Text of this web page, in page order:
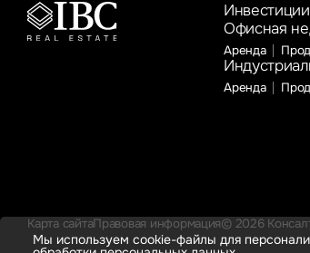
Инвестиции
Офисная
Аренда
Аренда
Карта сайтаПравовая информация© 2026
Мы используем cookie-файлы для